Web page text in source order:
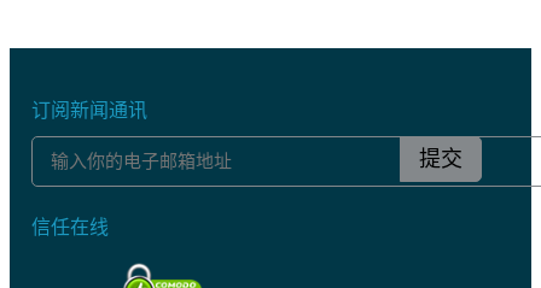
订阅新闻通讯
提交
信任在线